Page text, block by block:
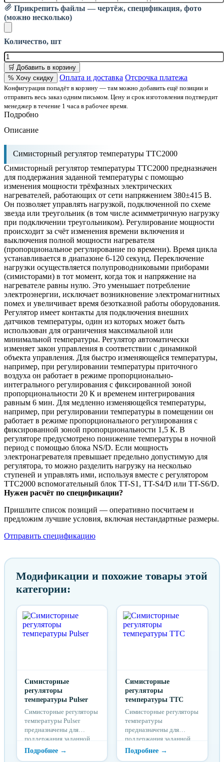
Прикрепить файлы — чертёж, спецификация, фото
(можно несколько)
Количество, шт
🛒 Добавить в корзину
% Хочу скидку
Оплата и доставка Отсрочка платежа
Конфигурация попадёт в корзину — там можно добавить ещё позиции и
отправить весь заказ одним письмом. Цену и срок изготовления подтвердит
менеджер в течение 1 часа в рабочее время.
Подробно
Описание
Симисторный регулятор температуры ТТС2000
Симисторный регулятор температуры ТТС2000 предназначен
для поддержания заданной температуры с помощью
изменения мощности трёхфазных электрических
нагревателей, работающих от сети напряжением 380±415 В.
Он позволяет управлять нагрузкой, подключенной по схеме
звезда или треугольник (в том числе асимметричную нагрузку
при подключении треугольником). Регулирование мощности
происходит за счёт изменения времени включения и
выключения полной мощности нагревателя
(пропорциональное регулирование по времени). Время цикла
устанавливается в диапазоне 6-120 секунд. Переключение
нагрузки осуществляется полупроводниковыми приборами
(симисторами) в тот момент, когда ток и напряжение на
нагревателе равны нулю. Это уменьшает потребление
электроэнергии, исключает возникновение электромагнитных
помех и увеличивает время безотказной работы оборудования.
Регулятор имеет контакты для подключения внешних
датчиков температуры, один из которых может быть
использован для ограничения максимальной или
минимальной температуры. Регулятор автоматически
изменяет закон управления в соответствии с динамикой
объекта управления. Для быстро изменяющейся температуры,
например, при регулировании температуры приточного
воздуха он работает в режиме пропорционально-
интегрального регулирования с фиксированной зоной
пропорциональности 20 К и временем интегрирования
равным 6 мин. Для медленно изменяющейся температуры,
например, при регулировании температуры в помещении он
работает в режиме пропорционального регулирования с
фиксированной зоной пропорциональности 1,5 К. В
регуляторе предусмотрено понижение температуры в ночной
период с помощью блока NS/D. Если мощность
электронагревателя превышает предельно допустимую для
регулятора, то можно разделить нагрузку на несколько
ступеней и управлять ими, используя вместе с регулятором
ТТС2000 вспомогательный блок TT-S1, TT-S4/D или TT-S6/D.
Нужен расчёт по спецификации?
Пришлите список позиций — оперативно посчитаем и
предложим лучшие условия, включая нестандартные размеры.
Отправить спецификацию
Модификации и похожие товары этой
категории:
Симисторные
регуляторы
температуры Pulser
Симисторные регуляторы
температуры Pulser
предназначены для
поддержания заданной
температуры с помощью
изменения мощности
Симисторные
регуляторы
температуры ТТС
Симисторные регуляторы
температуры
предназначены для
поддержания заданной
температуры с помощью
изменения мощности